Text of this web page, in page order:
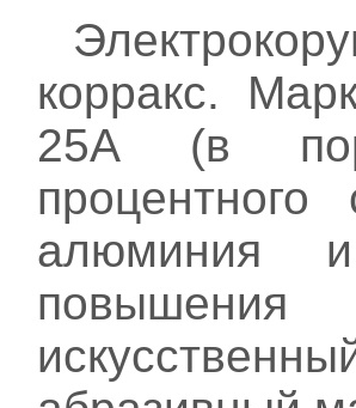
корракс.
25А (в
процентного
алюминия и